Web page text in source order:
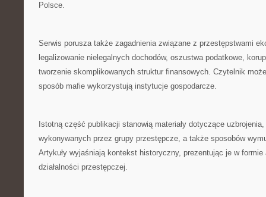
Polsce.
Serwis porusza także zagadnienia związane z przestępstwami
legalizowanie nielegalnych dochodów, oszustwa podatkowe,
tworzenie skomplikowanych struktur finansowych. Czytelnik
sposób mafie wykorzystują instytucje gospodarcze.
Istotną część publikacji stanowią materiały dotyczące
wykonywanych przez grupy przestępcze, a także sposobów
Artykuły wyjaśniają kontekst historyczny, prezentując je w formie
działalności przestępczej.